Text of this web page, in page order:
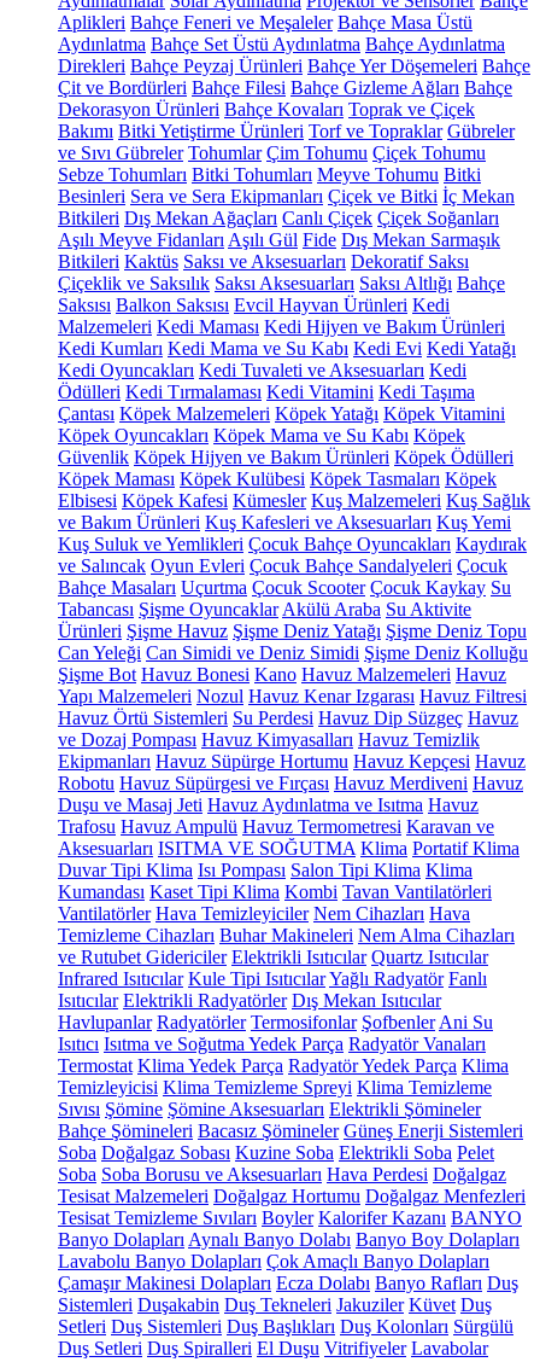
Aplikleri Bahçe Feneri ve Meşaleler Bahçe Masa Üstü
Aydınlatma Bahçe Set Üstü Aydınlatma Bahçe Aydınlatma
Direkleri Bahçe Peyzaj Ürünleri Bahçe Yer Döşemeleri Bahçe
Çit ve Bordürleri Bahçe Filesi Bahçe Gizleme Ağları Bahçe
Dekorasyon Ürünleri Bahçe Kovaları Toprak ve Çiçek
Bakımı Bitki Yetiştirme Ürünleri Torf ve Topraklar Gübreler
ve Sıvı Gübreler Tohumlar Çim Tohumu Çiçek Tohumu
Sebze Tohumları Bitki Tohumları Meyve Tohumu Bitki
Besinleri Sera ve Sera Ekipmanları Çiçek ve Bitki İç Mekan
Bitkileri Dış Mekan Ağaçları Canlı Çiçek Çiçek Soğanları
Aşılı Meyve Fidanları Aşılı Gül Fide Dış Mekan Sarmaşık
Bitkileri Kaktüs Saksı ve Aksesuarları Dekoratif Saksı
Çiçeklik ve Saksılık Saksı Aksesuarları Saksı Altlığı Bahçe
Saksısı Balkon Saksısı Evcil Hayvan Ürünleri Kedi
Malzemeleri Kedi Maması Kedi Hijyen ve Bakım Ürünleri
Kedi Kumları Kedi Mama ve Su Kabı Kedi Evi Kedi Yatağı
Kedi Oyuncakları Kedi Tuvaleti ve Aksesuarları Kedi
Ödülleri Kedi Tırmalaması Kedi Vitamini Kedi Taşıma
Çantası Köpek Malzemeleri Köpek Yatağı Köpek Vitamini
Köpek Oyuncakları Köpek Mama ve Su Kabı Köpek
Güvenlik Köpek Hijyen ve Bakım Ürünleri Köpek Ödülleri
Köpek Maması Köpek Kulübesi Köpek Tasmaları Köpek
Elbisesi Köpek Kafesi Kümesler Kuş Malzemeleri Kuş Sağlık
ve Bakım Ürünleri Kuş Kafesleri ve Aksesuarları Kuş Yemi
Kuş Suluk ve Yemlikleri Çocuk Bahçe Oyuncakları Kaydırak
ve Salıncak Oyun Evleri Çocuk Bahçe Sandalyeleri Çocuk
Bahçe Masaları Uçurtma Çocuk Scooter Çocuk Kaykay Su
Tabancası Şişme Oyuncaklar Akülü Araba Su Aktivite
Ürünleri Şişme Havuz Şişme Deniz Yatağı Şişme Deniz Topu
Can Yeleği Can Simidi ve Deniz Simidi Şişme Deniz Kolluğu
Şişme Bot Havuz Bonesi Kano Havuz Malzemeleri Havuz
Yapı Malzemeleri Nozul Havuz Kenar Izgarası Havuz Filtresi
Havuz Örtü Sistemleri Su Perdesi Havuz Dip Süzgeç Havuz
ve Dozaj Pompası Havuz Kimyasalları Havuz Temizlik
Ekipmanları Havuz Süpürge Hortumu Havuz Kepçesi Havuz
Robotu Havuz Süpürgesi ve Fırçası Havuz Merdiveni Havuz
Duşu ve Masaj Jeti Havuz Aydınlatma ve Isıtma Havuz
Trafosu Havuz Ampulü Havuz Termometresi Karavan ve
Aksesuarları ISITMA VE SOĞUTMA Klima Portatif Klima
Duvar Tipi Klima Isı Pompası Salon Tipi Klima Klima
Kumandası Kaset Tipi Klima Kombi Tavan Vantilatörleri
Vantilatörler Hava Temizleyiciler Nem Cihazları Hava
Temizleme Cihazları Buhar Makineleri Nem Alma Cihazları
ve Rutubet Gidericiler Elektrikli Isıtıcılar Quartz Isıtıcılar
Infrared Isıtıcılar Kule Tipi IsıtıcılarYağlı Radyatör Fanlı
Isıtıcılar Elektrikli Radyatörler Dış Mekan Isıtıcılar
Havlupanlar Radyatörler Termosifonlar Şofbenler Ani Su
Isıtıcı Isıtma ve Soğutma Yedek Parça Radyatör Vanaları
Termostat Klima Yedek Parça Radyatör Yedek Parça Klima
Temizleyicisi Klima Temizleme Spreyi Klima Temizleme
Sıvısı Şömine Şömine Aksesuarları Elektrikli Şömineler
Bahçe Şömineleri Bacasız Şömineler Güneş Enerji Sistemleri
Soba Doğalgaz Sobası Kuzine Soba Elektrikli Soba Pelet
Soba Soba Borusu ve Aksesuarları Hava Perdesi Doğalgaz
Tesisat Malzemeleri Doğalgaz Hortumu Doğalgaz Menfezleri
Tesisat Temizleme Sıvıları Boyler Kalorifer Kazanı BANYO
Banyo Dolapları Aynalı Banyo Dolabı Banyo Boy Dolapları
Lavabolu Banyo Dolapları Çok Amaçlı Banyo Dolapları
Çamaşır Makinesi Dolapları Ecza Dolabı Banyo Rafları Duş
Sistemleri Duşakabin Duş Tekneleri Jakuziler Küvet Duş
Setleri Duş Sistemleri Duş Başlıkları Duş Kolonları Sürgülü
Duş Setleri Duş Spiralleri El Duşu Vitrifiyeler Lavabolar